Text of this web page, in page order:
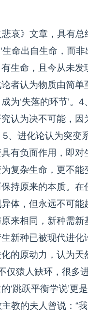
哀》文章，具有总
命出自生命，而
生命，且今从未
者认为物质由简
为‘失落的环节’。
认为决不可能，
、进化论认为突变
有负面作用，即
复杂生命，更不
持原来的本质。
体，但永远不可
来相同，新种需
新种已被现代进
的原动力，认为
仅猿人缺环，很多
‘跳跃平衡学说’更
教的夫人曾说：“